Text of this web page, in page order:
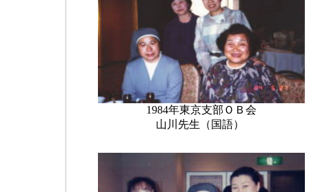
1984年東京支部ＯＢ会
山川先生（国語）